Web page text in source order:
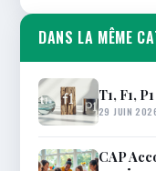
DANS LA MÊME
T1, F1,
29 JUIN
CAP